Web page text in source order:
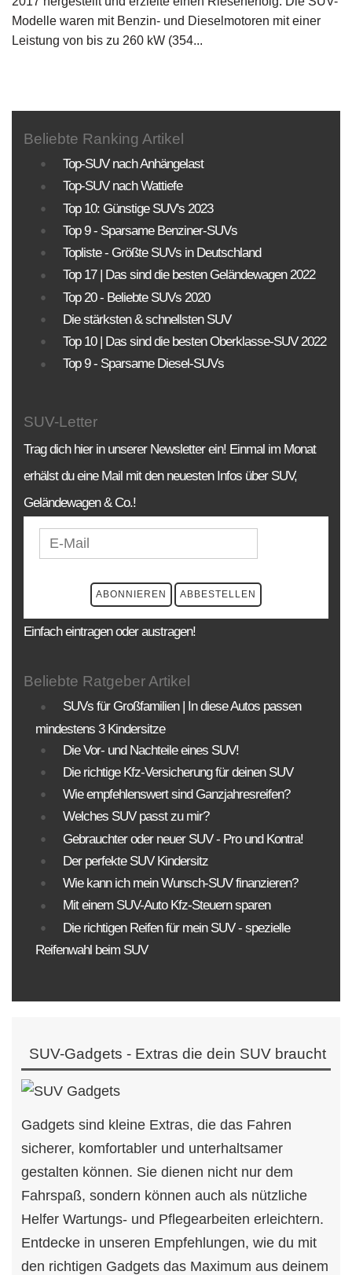
Modelle waren mit Benzin- und Dieselmotoren mit einer
Leistung von bis zu 260 kW (354...
Beliebte Ranking Artikel
Top-SUV nach Anhängelast
Top-SUV nach Wattiefe
Top 10: Günstige SUV's 2023
Top 9 - Sparsame Benziner-SUVs
Topliste - Größte SUVs in Deutschland
Top 17 | Das sind die besten Geländewagen 2022
Top 20 - Beliebte SUVs 2020
Die stärksten & schnellsten SUV
Top 10 | Das sind die besten Oberklasse-SUV 2022
Top 9 - Sparsame Diesel-SUVs
SUV-Letter
Trag dich hier in unserer Newsletter ein! Einmal im Monat
erhälst du eine Mail mit den neuesten Infos über SUV,
Geländewagen & Co.!
Einfach eintragen oder austragen!
Beliebte Ratgeber Artikel
SUVs für Großfamilien | In diese Autos passen
mindestens 3 Kindersitze
Die Vor- und Nachteile eines SUV!
Die richtige Kfz-Versicherung für deinen SUV
Wie empfehlenswert sind Ganzjahresreifen?
Welches SUV passt zu mir?
Gebrauchter oder neuer SUV - Pro und Kontra!
Der perfekte SUV Kindersitz
Wie kann ich mein Wunsch-SUV finanzieren?
Mit einem SUV-Auto Kfz-Steuern sparen
Die richtigen Reifen für mein SUV - spezielle
Reifenwahl beim SUV
SUV-Gadgets - Extras die dein SUV braucht
Gadgets sind kleine Extras, die das Fahren
sicherer, komfortabler und unterhaltsamer
gestalten können. Sie dienen nicht nur dem
Fahrspaß, sondern können auch als nützliche
Helfer Wartungs- und Pflegearbeiten erleichtern.
Entdecke in unseren Empfehlungen, wie du mit
den richtigen Gadgets das Maximum aus deinem